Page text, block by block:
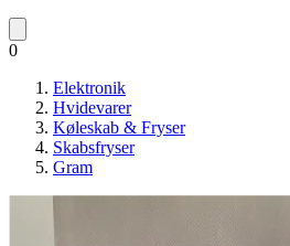
0
Elektronik
Hvidevarer
Køleskab & Fryser
Skabsfryser
Gram